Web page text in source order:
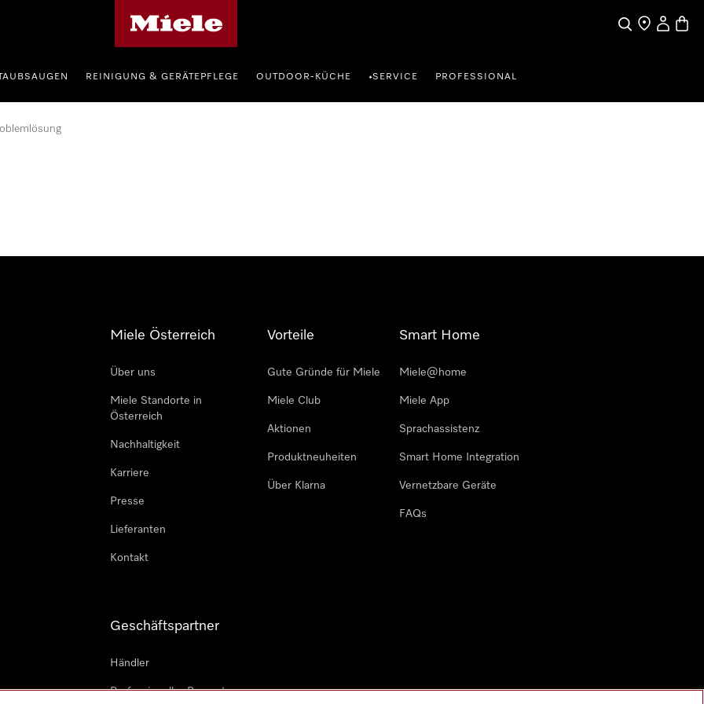
SucheHändlersuche
REINIGUNG & GERÄTEPFLEGE OUTDOOR-KÜCHE •SERVICE PROFESSIONAL
Miele Österreich
Über uns
Miele Standorte in
Österreich
Nachhaltigkeit
Karriere
Presse
Lieferanten
Kontakt
Vorteile
Gute Gründe für Miele
Miele Club
Aktionen
Produktneuheiten
Über Klarna
Smart Home
Miele@home
Miele App
Sprachassistenz
Smart Home Integration
Vernetzbare Geräte
FAQs
Geschäftspartner
Händler
Professioneller Reparateur